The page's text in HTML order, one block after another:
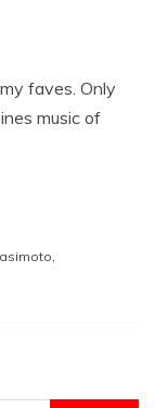
faves. Only
music of